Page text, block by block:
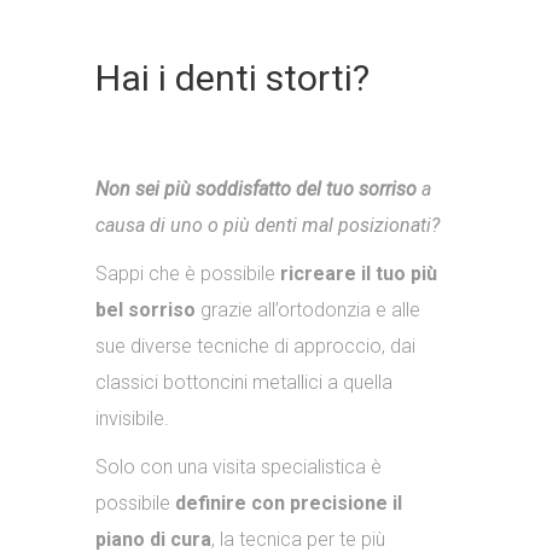
Hai i denti storti?
Non sei più soddisfatto del tuo sorriso a
causa di uno o più denti mal posizionati?
Sappi che è possibile ricreare il tuo più
bel sorriso grazie all’ortodonzia e alle
sue diverse tecniche di approccio, dai
classici bottoncini metallici a quella
invisibile.
Solo con una visita specialistica è
possibile definire con precisione il
piano di cura, la tecnica per te più